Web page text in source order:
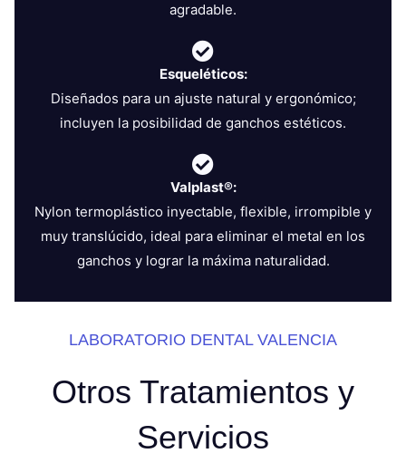
agradable.
Esqueléticos:
Diseñados para un ajuste natural y ergonómico;
incluyen la posibilidad de ganchos estéticos.
Valplast®:
Nylon termoplástico inyectable, flexible, irrompible y
muy translúcido, ideal para eliminar el metal en los
ganchos y lograr la máxima naturalidad.
LABORATORIO DENTAL VALENCIA
Otros Tratamientos y
Servicios